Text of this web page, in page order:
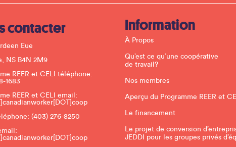
t
a
s
e
a
v
contacter
Eue
NS B4N 2M9
REER et CELI téléphone:
1683
REER et CELI email:
(403) 276-8250
Information
À Propos
Qu’est ce qu’une coopérative
de travail?
Nos membres
Aperçu du Programme REER et
Le financement
Le projet de conversion
JEDDI pour les groupes privés